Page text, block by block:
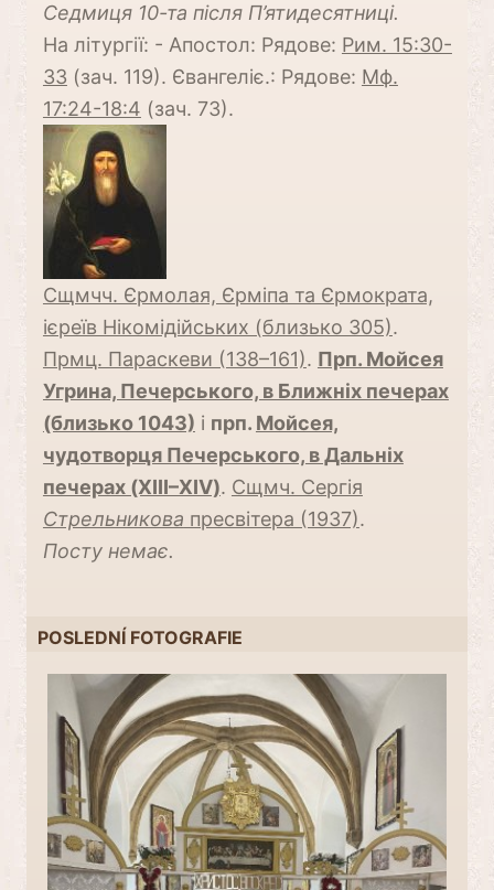
Cедмиця 10-та після П’ятидесятниці.
На літургії: - Апостол: Рядове: Рим. 15:30-
33 (зач. 119). Євангеліє.: Рядове: Мф.
17:24-18:4 (зач. 73).
Сщмчч. Єрмолая, Єрміпа та Єрмократа,
ієреїв Нікомідійських (близько 305).
Прмц. Параскеви (138–161). Прп. Мойсея
Угрина, Печерського, в Ближніх печерах
(близько 1043) і прп. Мойсея,
чудотворця Печерського, в Дальніх
печерах (XIII–XIV). Сщмч. Сергія
Стрельникова пресвітера (1937).
Посту немає.
POSLEDNÍ FOTOGRAFIE